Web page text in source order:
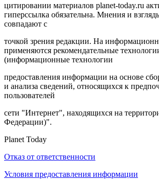
цитировании материалов planet-today.ru
гиперссылка обязательна. Мнения и
совпадают с
точкой зрения редакции. На
применяются рекомендательные
(информационные технологии
предоставления информации на основе
и анализа сведений, относящихся к
пользователей
сети "Интернет", находящихся на
Федерации)".
Planet Today
Отказ от ответственности
Условия предоставления информации